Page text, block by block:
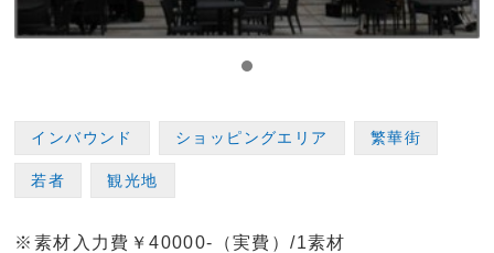
インバウンド ショッピングエリア 繁華街
若者 観光地
※素材入力費￥40000-（実費）/1素材